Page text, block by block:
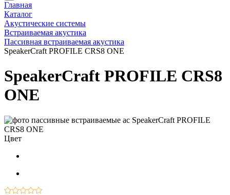
Главная
Каталог
Акустические системы
Встраиваемая акустика
Пассивная встраиваемая акустика
SpeakerCraft PROFILE CRS8 ONE
SpeakerCraft PROFILE CRS8
ONE
Цвет